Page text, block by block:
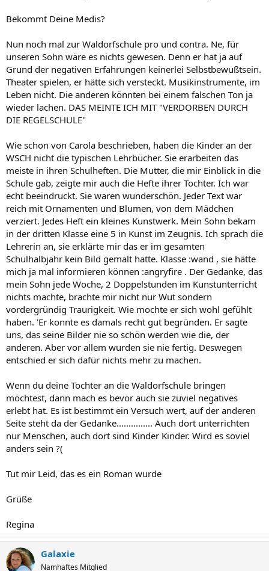
Bekommt Deine Medis?
Nun noch mal zur Waldorfschule pro und contra. Ne, für
unseren Sohn wäre es nichts gewesen. Denn er hat ja auf
Grund der negativen Erfahrungen keinerlei Selbstbewußtsein.
Theater spielen, er hätte sich versteckt. Musikinstrumente, im
Leben nicht. Die anderen könnten bei einem falschen Ton ja
wieder lachen. DAS MEINTE ICH MIT "VERDORBEN DURCH
DIE REGELSCHULE"
Wie schon von Carola beschrieben, haben die Kinder an der
WSCH nicht die typischen Lehrbücher. Sie erarbeiten das
meiste in ihren Schulheften. Die Mutter, die mir Einblick in die
Schule gab, zeigte mir auch die Hefte ihrer Tochter. Ich war
echt beeindruckt. Sie waren wunderschön. Jeder Text war
reich mit Ornamenten und Blumen, von dem Mädchen
verziert. Jedes Heft ein kleines Kunstwerk. Mein Sohn bekam
in der dritten Klasse eine 5 in Kunst im Zeugnis. Ich sprach die
Lehrerin an, sie erklärte mir das er im gesamten
Schulhalbjahr kein Bild gemalt hatte. Klasse :wand , sie hätte
mich ja mal informieren können :angryfire . Der Gedanke, das
mein Sohn jede Woche, 2 Doppelstunden im Kunstunterricht
nichts machte, brachte mir nicht nur Wut sondern
vordergründig Traurigkeit. Wie mochte er sich wohl gefühlt
haben. 'Er konnte es damals recht gut begründen. Er sagte
uns, das seine Bilder nie so schön werden wie die, der
anderen. Aber vor allem wurden sie nie fertig. Deswegen
entschied er sich dafür nichts mehr zu machen.
Wenn du deine Tochter an die Waldorfschule bringen
möchtest, dann mach es bevor auch sie zuviel negatives
erlebt hat. Es ist bestimmt ein Versuch wert, auf der anderen
Seite steht da der Gedanke............... Auch dort unterrichten
nur Menschen, auch dort sind Kinder Kinder. Wird es soviel
anders sein ?(
Tut mir Leid, das es ein Roman wurde
Grüße
Regina
Galaxie
Namhaftes Mitglied